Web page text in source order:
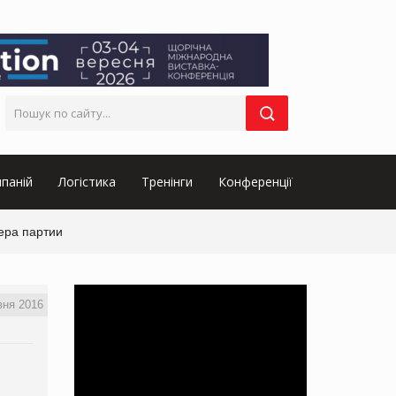
Логістика Тренінги Конференції
партии
2016